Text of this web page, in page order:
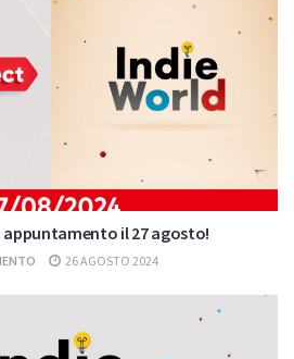
il 27 agosto!
26 AGOSTO 2024